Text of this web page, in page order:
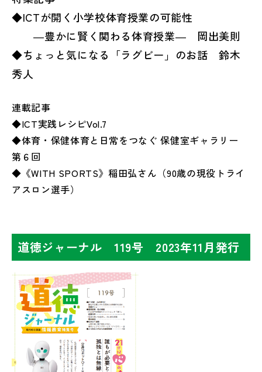
◆ICTが開く小学校体育授業の可能性
―豊かに賢く関わる体育授業― 岡出美則
◆ちょっと気になる「ラグビー」のお話 鈴木
秀人
連載記事
◆ICT実践レシピVol.7
◆体育・保健体育と日常をつなぐ 保健室ギャラリー
第６回
◆《WITH SPORTS》稲田弘さん（90歳の現役トライ
アスロン選手）
道徳ジャーナル 119号 2023年11月発行